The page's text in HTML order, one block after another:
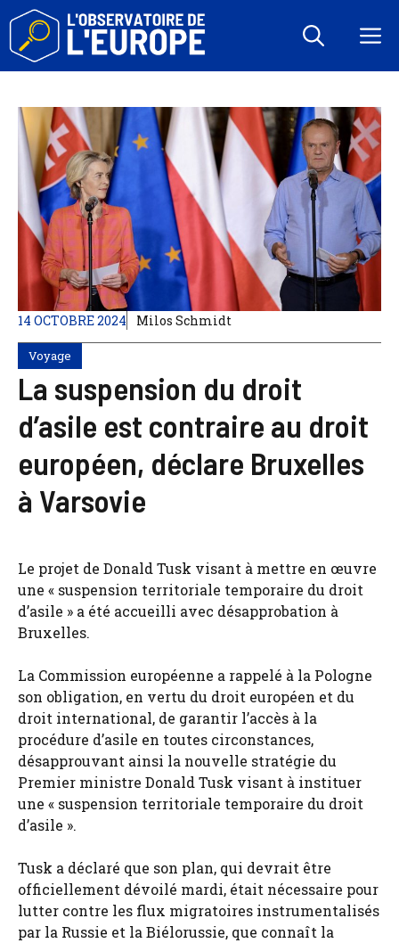
Aller
contenu
14 OCTOBRE 2024 Milos Schmidt
Voyage
La suspension du droit
d’asile est contraire au droit
européen, déclare Bruxelles
à Varsovie
Le projet de Donald Tusk visant à mettre en œuvre
une « suspension territoriale temporaire du droit
d’asile » a été accueilli avec désapprobation à
Bruxelles.
La Commission européenne a rappelé à la Pologne
son obligation, en vertu du droit européen et du
droit international, de garantir l’accès à la
procédure d’asile en toutes circonstances,
désapprouvant ainsi la nouvelle stratégie du
Premier ministre Donald Tusk visant à instituer
une « suspension territoriale temporaire du droit
d’asile ».
Tusk a déclaré que son plan, qui devrait être
officiellement dévoilé mardi, était nécessaire pour
lutter contre les flux migratoires instrumentalisés
par la Russie et la Biélorussie, que connaît la